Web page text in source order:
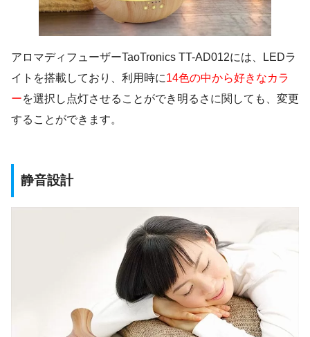
アロマディフューザーTaoTronics TT-AD012には、LEDラ
イトを搭載しており、利用時に14色の中から好きなカラ
ーを選択し点灯させることができ明るさに関しても、変更
することができます。
静音設計